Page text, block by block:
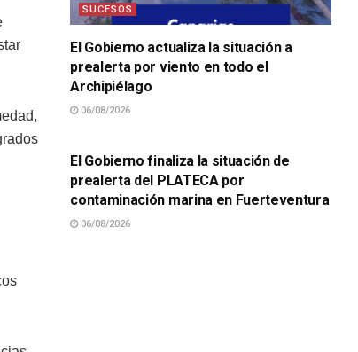
SUCESOS
El Gobierno actualiza la situación a
prealerta por viento en todo el
Archipiélago
06/08/2026
El Gobierno finaliza la situación de
prealerta del PLATECA por
contaminación marina en Fuerteventura
06/08/2026